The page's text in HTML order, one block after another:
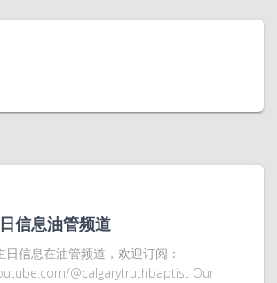
信息油管频道
信息在油管频道，欢迎订阅：
@calgarytruthbaptist Our